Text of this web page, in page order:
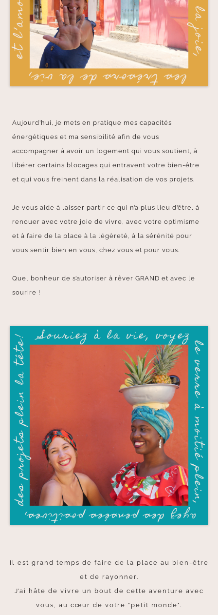
Aujourd’hui, je mets en pratique mes capacités
énergétiques et ma sensibilité afin de vous
accompagner à avoir un logement qui vous soutient, à
libérer certains blocages qui entravent votre bien-être
et qui vous freinent dans la réalisation de vos projets.
Je vous aide à laisser partir ce qui n’a plus lieu d’être, à
renouer avec votre joie de vivre, avec votre optimisme
et à faire de la place à la légèreté, à la sérénité pour
vous sentir bien en vous, chez vous et pour vous.
Quel bonheur de s’autoriser à rêver GRAND et avec le
sourire !
Il est grand temps de faire de la place au bien-être
et de rayonner.
J’ai hâte de vivre un bout de cette aventure avec
vous, au cœur de votre "petit monde".